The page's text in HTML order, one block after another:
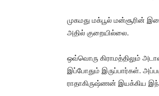
முகமது மக்பூல் மன்சூரின்
அதில் குறையில்லை.
ஒவ்வொரு கிராமத்திலும்
இப்போதும் இருப்பார்கள்.
ராதாகிருஷ்ணன் இயக்கிய